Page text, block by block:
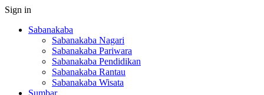
Sign in
Sabanakaba
Sabanakaba Nagari
Sabanakaba Pariwara
Sabanakaba Pendidikan
Sabanakaba Rantau
Sabanakaba Wisata
Sumbar